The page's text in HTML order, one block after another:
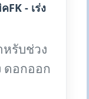
FK - เร่ง
รับช่วง
ดอกออก